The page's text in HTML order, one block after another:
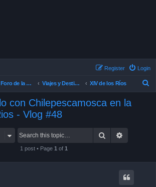
Login
Register
El Foro de la Pesca con Mosca en Chile Viajes y Destinos de Pesca XIV de los Ríos
con Chilepescamosca en la
- Vlog #48
Search
1 post • Page 1 of 1